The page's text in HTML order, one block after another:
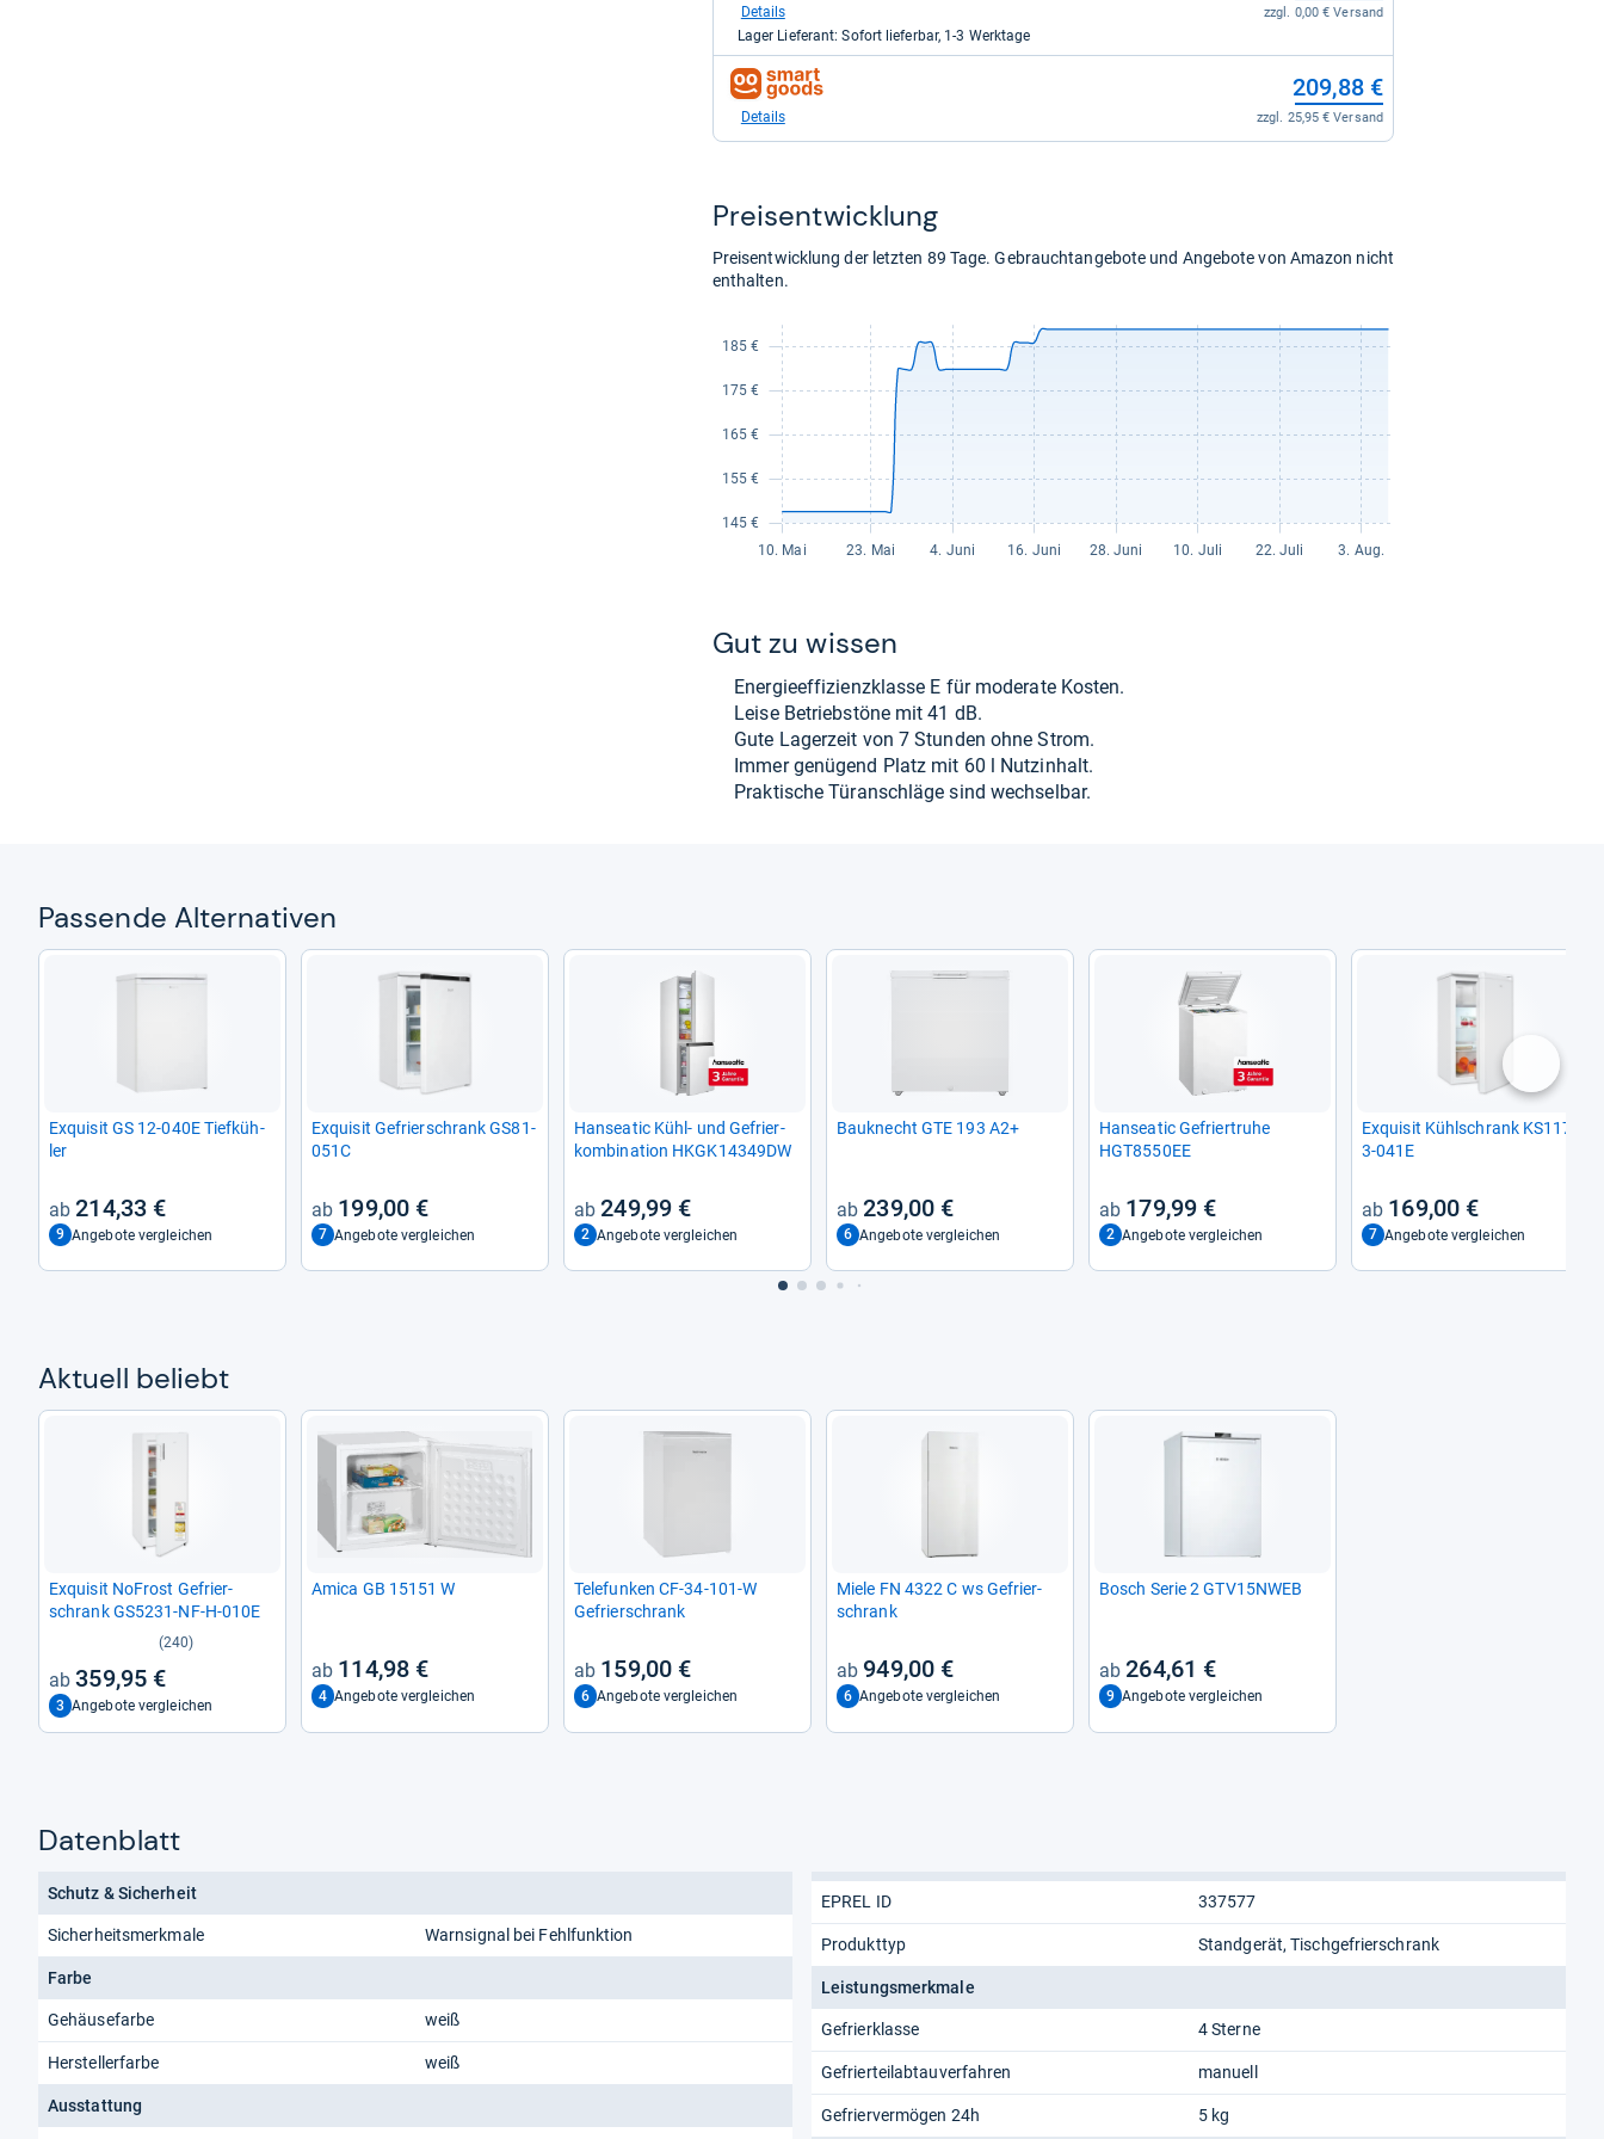
für
kaufen.
zzgl. 0,00 € Versand
Details
Lager Lieferant: Sofort lieferbar, 1-3 Werktage
zum
Shop:
209,88 €
zzgl. 25,95 € Versand
Details
Preis­ent­wick­lung
Preisentwicklung der letzten 89 Tage. Gebrauchtangebote und Angebote von Amazon nicht
enthalten.
Gut zu wis­sen
Ener­gie­ef­fi­zi­enz­klasse E für mode­rate Kos­ten.
Leise Betrieb­s­töne mit 41 dB.
Gute Lager­zeit von 7 Stun­den ohne Strom.
Immer genü­gend Platz mit 60 l Nut­zin­halt.
Prak­ti­sche Tür­an­schläge sind wech­sel­bar.
Pas­sende Alter­na­ti­ven
Exqui­sit GS 12-​040E Tief­küh­
ler
214,33 €
9 Angebote vergleichen
Exqui­sit Gefrier­schrank GS81-​
051C
199,00 €
7 Angebote vergleichen
Han­sea­tic Kühl-​ und Gefrier­
kom­bi­na­tion HKGK14349DW
249,99 €
2 Angebote vergleichen
Bau­knecht GTE 193 A2+
239,00 €
6 Angebote vergleichen
Han­sea­tic Gefrier­truhe
HGT8550EE
179,99 €
2 Angebote vergleichen
Exqui­sit Kühl­schrank KS117-​
3-​041E
169,00 €
7 Angebote vergleichen
nächste
Aktu­ell beliebt
Exqui­sit NoFrost Gefrier­
schrank GS5231-​NF-​H-​010E
(240)
359,95 €
3 Angebote vergleichen
Amica GB 15151 W
114,98 €
4 Angebote vergleichen
Tele­fun­ken CF-​34-​101-​W
Gefrier­schrank
159,00 €
6 Angebote vergleichen
Miele FN 4322 C ws Gefrier­
schrank
949,00 €
6 Angebote vergleichen
Bosch Serie 2 GTV15NWEB
264,61 €
9 Angebote vergleichen
Datenblatt
Schutz & Sicherheit
Sicherheitsmerkmale Warnsignal bei Fehlfunktion
Farbe
Gehäusefarbe weiß
Herstellerfarbe weiß
Ausstattung
EPREL ID 337577
Produkttyp Standgerät, Tischgefrierschrank
Leistungsmerkmale
Gefrierklasse 4 Sterne
Gefrierteilabtauverfahren manuell
Gefriervermögen 24h 5 kg